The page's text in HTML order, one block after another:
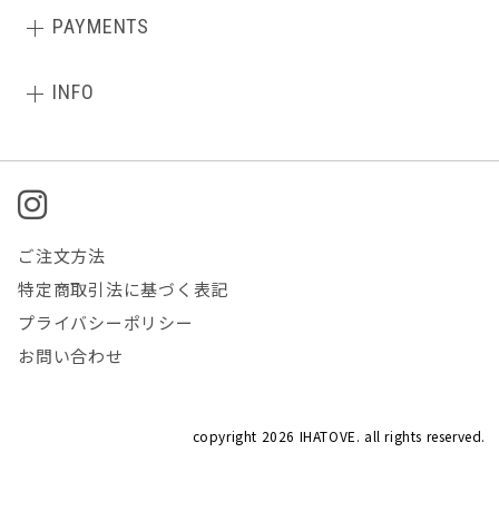
PAYMENTS
INFO
ご注文方法
特定商取引法に基づく表記
プライバシーポリシー
お問い合わせ
copyright 2026 IHATOVE. all rights reserved.